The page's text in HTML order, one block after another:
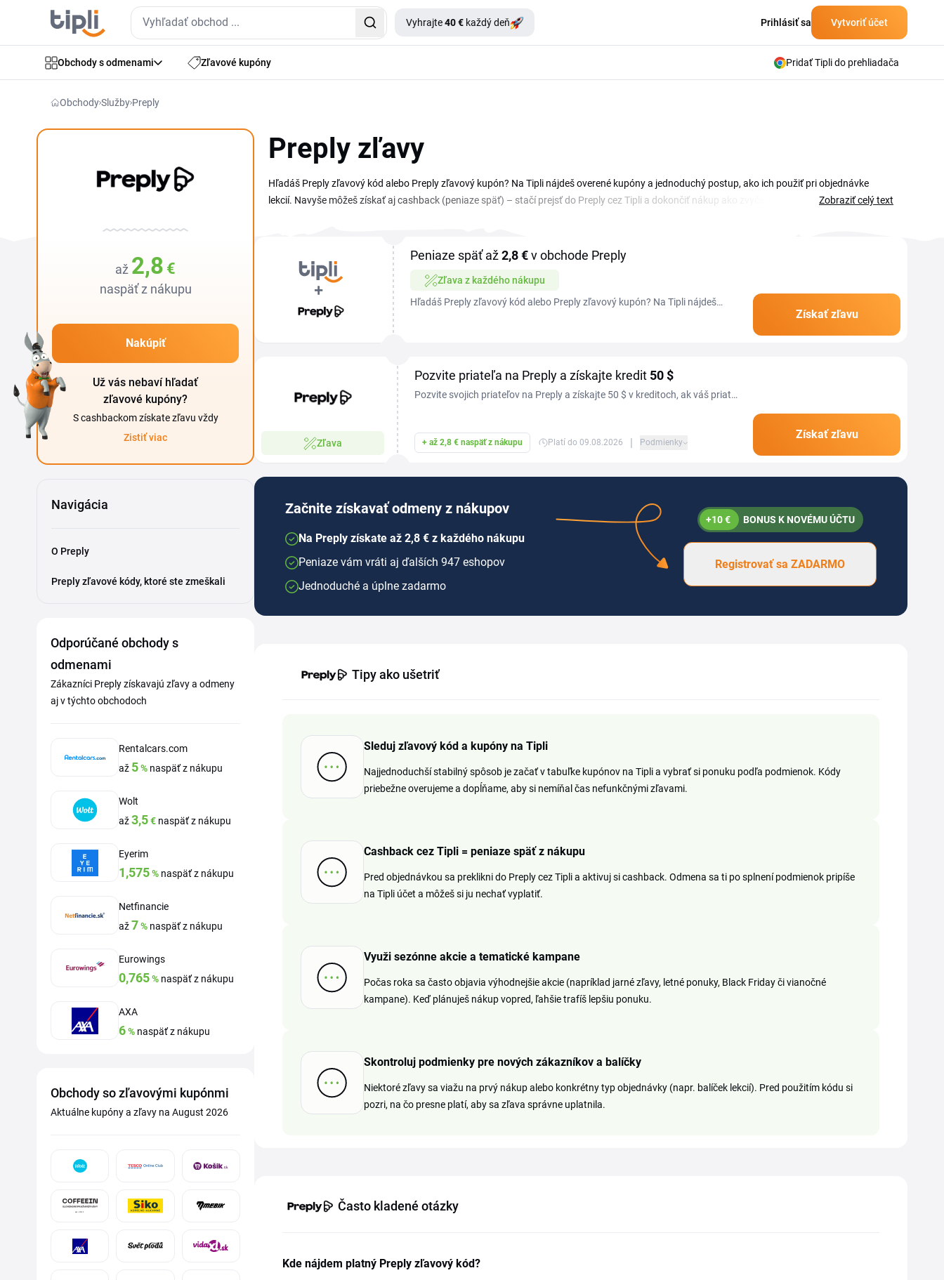
Vyhrajte40 € každý deň Prihlásiť sa Vytvoriť účet
Obchody s odmenami Zľavové kupóny Pridať Tipli do prehliadača
ObchodySlužby Preply
až 2,8 €
naspäť z nákupu
Nakúpiť
Už vás nebaví hľadať
zľavové kupóny?
S cashbackom získate zľavu vždy
Zistiť viac
Navigácia
O Preply
Preply zľavové kódy, ktoré ste zmeškali
Odporúčané obchody s
odmenami
Zákazníci Preply získavajú zľavy a odmeny
aj v týchto obchodoch
Rentalcars.com
až 5% naspäť z nákupu
Wolt
až3,5€ naspäť z nákupu
Eyerim
1,575% naspäť z nákupu
Netfinancie
až7% naspäť z nákupu
Eurowings
0,765% naspäť z nákupu
AXA
6% naspäť z nákupu
Obchody so zľavovými kupónmi
Aktuálne kupóny a zľavy na August 2026
Preply zľavy
Hľadáš Preply zľavový kód alebo Preply zľavový kupón? Na Tipli nájdeš overené kupóny a jednoduchý postup, ako ich použiť pri objednávke
lekcií. Navyše môžeš získať aj cashback (peniaze späť) – stačí prejsť do Preply cez Tipli a dokončiť nákup ako zvyčajne. Ušetri bez zbytočného
Zobraziť celý text
Peniaze späť až2,8 €v obchode Preply
Zľava z každého nákupu
Hľadáš Preply zľavový kód alebo Preply zľavový kupón? Na Tipli nájdeš
Získať zľavu
Zľava
Pozvite priateľa na Preply a získajte kredit 50 $
Pozvite svojich priateľov na Preply a získajte 50 $ v kreditoch, ak váš priateĺ
+ až 2,8 € naspäť z nákupu Platí do 09.08.2026 | Podmienky
Získať zľavu
Začnite získavať odmeny z nákupov
Na Preply získate až 2,8 € z každého nákupu
Peniaze vám vráti aj ďalších 947 eshopov
Jednoduché a úplne zadarmo
+10 € BONUS K NOVÉMU ÚČTU
Registrovať sa ZADARMO
Tipy ako ušetriť
Sleduj zľavový kód a kupóny na Tipli
Najjednoduchší stabilný spôsob je začať v tabuľke kupónov na Tipli a vybrať si ponuku podľa podmienok. Kódy
priebežne overujeme a dopĺňame, aby si nemíňal čas nefunkčnými zľavami.
Cashback cez Tipli = peniaze späť z nákupu
Pred objednávkou sa preklikni do Preply cez Tipli a aktivuj si cashback. Odmena sa ti po splnení podmienok pripíše
na Tipli účet a môžeš si ju nechať vyplatiť.
Využi sezónne akcie a tematické kampane
Počas roka sa často objavia výhodnejšie akcie (napríklad jarné zľavy, letné ponuky, Black Friday či vianočné
kampane). Keď plánuješ nákup vopred, ľahšie trafíš lepšiu ponuku.
Skontroluj podmienky pre nových zákazníkov a balíčky
Niektoré zľavy sa viažu na prvý nákup alebo konkrétny typ objednávky (napr. balíček lekcií). Pred použitím kódu si
pozri, na čo presne platí, aby sa zľava správne uplatnila.
Často kladené otázky
Kde nájdem platný Preply zľavový kód?